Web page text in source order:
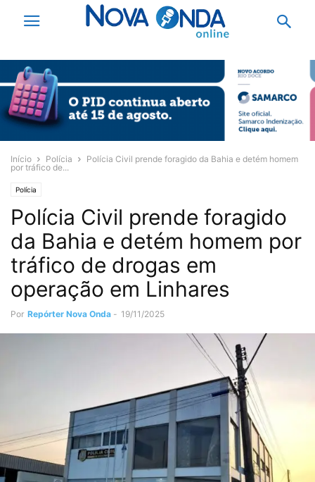
Início Polícia
Polícia Civil prende foragido da Bahia e detém homem
por tráfico de...
Polícia
Polícia Civil prende foragido
da Bahia e detém homem por
tráfico de drogas em
operação em Linhares
Por Repórter Nova Onda - 19/11/2025